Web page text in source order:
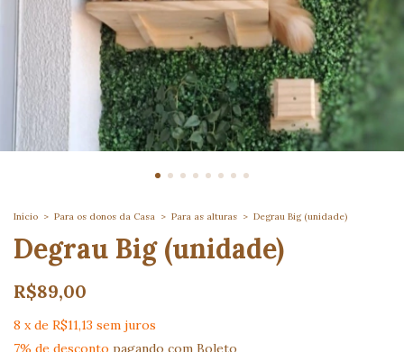
Início > Para os donos da Casa > Para as alturas > Degrau Big (unidade)
Degrau Big (unidade)
R$89,00
8 xde R$11,13 sem juros
7% de desconto pagando com Boleto